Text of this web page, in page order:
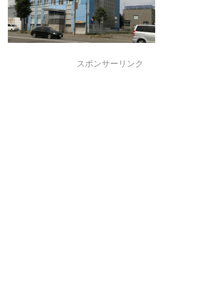
スポンサーリンク